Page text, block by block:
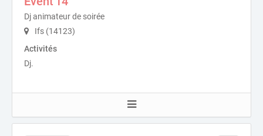
Dj animateur de soirée
Ifs (14123)
Activités
Dj.